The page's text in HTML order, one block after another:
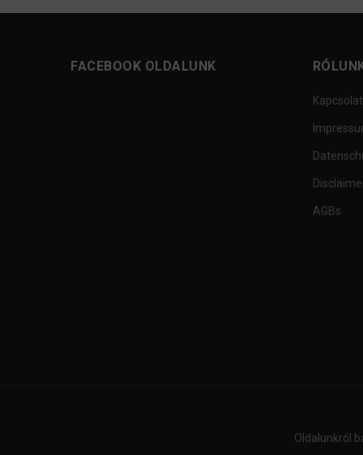
FACEBOOK OLDALUNK
Kapcsolat
AGBs
Oldalunkról